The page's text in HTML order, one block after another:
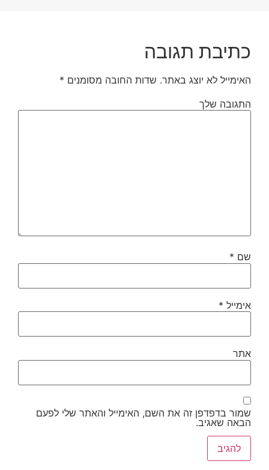
כתיבת תגובה
האימייל לא יוצג באתר. שדות החובה מסומנים *
התגובה שלך
שם *
אימייל *
אתר
שמור בדפדפן זה את השם, האימייל והאתר שלי לפעם
הבאה שאגיב.